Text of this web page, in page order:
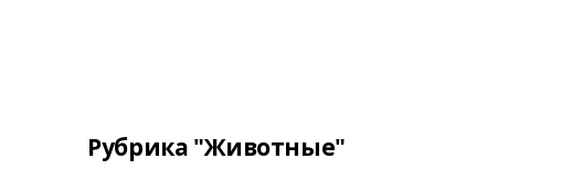
Рубрика "Животные"